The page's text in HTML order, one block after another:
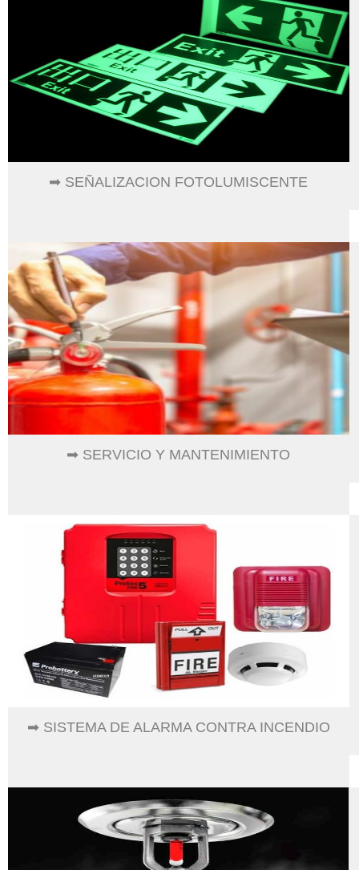
➡ SEÑALIZACION FOTOLUMISCENTE
➡ SERVICIO Y MANTENIMIENTO
➡ SISTEMA DE ALARMA CONTRA INCENDIO